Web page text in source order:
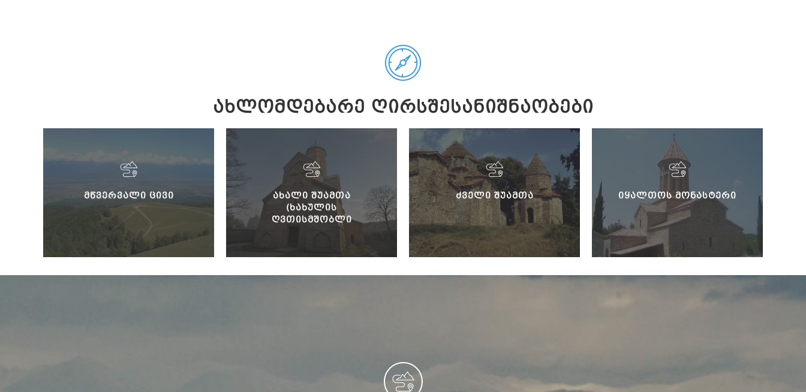
ᲐᲮᲚᲝᲛᲓᲔᲑᲐᲠᲔ ᲦᲘᲠᲡᲨᲔᲡᲐᲜᲘᲨᲜᲐᲝᲑᲔᲑᲘ
ᲛᲬᲕᲔᲠᲕᲐᲚᲘ ᲪᲘᲕᲘ
ᲐᲮᲐᲚᲘ ᲨᲣᲐᲛᲗᲐ
(ᲮᲐᲮᲣᲚᲘᲡ
ᲦᲕᲗᲘᲡᲛᲨᲝᲑᲚᲘ
ᲡᲐᲮᲔᲚᲝᲑᲘᲡ ᲓᲔᲓᲐᲗᲐ
ᲫᲕᲔᲚᲘ ᲨᲣᲐᲛᲗᲐ ᲘᲧᲐᲚᲗᲝᲡ ᲛᲝᲜᲐᲡᲢᲔᲠᲘ